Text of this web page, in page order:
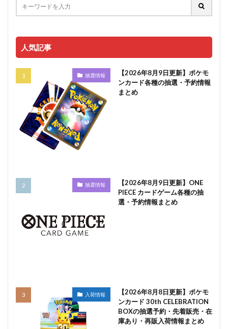
人気記事
抽選情報
【2026年8月9日更新】ポケモ
ンカード各種の抽選・予約情報
まとめ
抽選情報
【2026年8月9日更新】ONE
PIECE カードゲーム各種の抽
選・予約情報まとめ
入荷情報
【2026年8月8日更新】ポケモ
ンカード 30th CELEBRATION
BOXの抽選予約・先着販売・在
庫あり・再販入荷情報まとめ